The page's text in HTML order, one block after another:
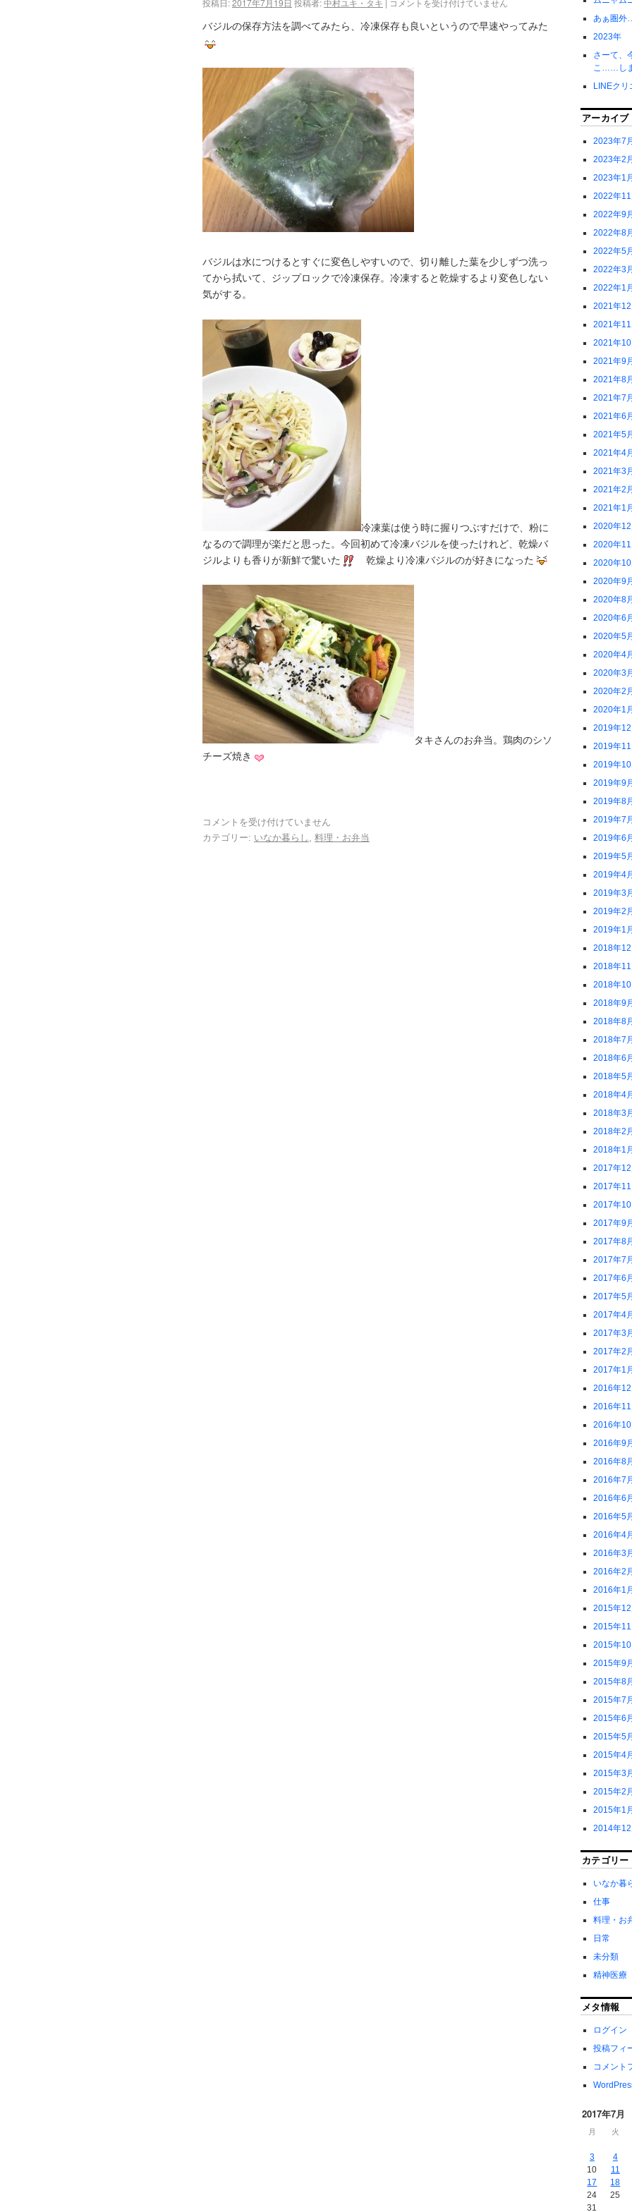
投稿日:2017年7月19日 投稿者:中村ユキ・タキ コメントを受け付けていません
バジルの保存方法を調べてみたら、冷凍保存も良いというので早速やってみた
バジルは水につけるとすぐに変色しやすいので、切り離した葉を少しずつ洗っ
てから拭いて、ジップロックで冷凍保存。冷凍すると乾燥するより変色しない
気がする。
冷凍葉は使う時に握りつぶすだけで、粉に
なるので調理が楽だと思った。今回初めて冷凍バジルを使ったけれど、乾燥バ
ジルよりも香りが新鮮で驚いた
乾燥より冷凍バジルのが好きになった
タキさんのお弁当。鶏肉のシソ
チーズ焼き
コメントを受け付けていません
カテゴリー: いなか暮らし , 料理・お弁当
あぁ圏
2023年
さーて、
こ……し
LINEク
アーカイブ
2023年7月
2023年2月
2023年1月
2022年11
2022年9月
2022年8月
2022年5月
2022年3月
2022年1月
2021年12
2021年11
2021年10
2021年9月
2021年8月
2021年7月
2021年6月
2021年5月
2021年4月
2021年3月
2021年2月
2021年1月
2020年12
2020年11
2020年10
2020年9月
2020年8月
2020年6月
2020年5月
2020年4月
2020年3月
2020年2月
2020年1月
2019年12
2019年11
2019年10
2019年9月
2019年8月
2019年7月
2019年6月
2019年5月
2019年4月
2019年3月
2019年2月
2019年1月
2018年12
2018年11
2018年10
2018年9月
2018年8月
2018年7月
2018年6月
2018年5月
2018年4月
2018年3月
2018年2月
2018年1月
2017年12
2017年11
2017年10
2017年9月
2017年8月
2017年7月
2017年6月
2017年5月
2017年4月
2017年3月
2017年2月
2017年1月
2016年12
2016年11
2016年10
2016年9月
2016年8月
2016年7月
2016年6月
2016年5月
2016年4月
2016年3月
2016年2月
2016年1月
2015年12
2015年11
2015年10
2015年9月
2015年8月
2015年7月
2015年6月
2015年5月
2015年4月
2015年3月
2015年2月
2015年1月
2014年12
カテゴリー
いなか暮
仕事
料理・お
日常
未分類
精神医療
メタ情報
ログイン
投稿フィ
コメント
2017年7月
月 火
3
4
10
11
17
18
24
25
31